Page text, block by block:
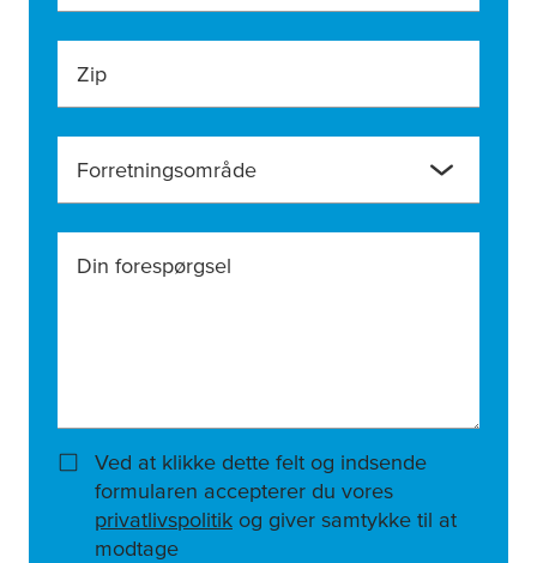
Zip
Forretningsområde
Din forespørgsel
Ved at klikke dette felt og indsende
formularen accepterer du vores
privatlivspolitik og giver samtykke til at
modtage